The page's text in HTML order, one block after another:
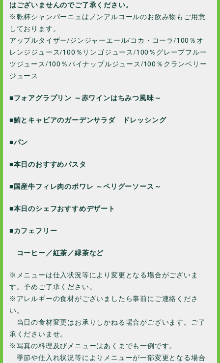
2018 / 10
はございませんのでご了承ください。
※乾杯シャンパーニュはノンアルコールのお飲み物もご用意
しております。
アップルタイザー/ジンジャーエール/コカ・コーラ/100％オ
レンジジュース/100％リンゴジュース/100％グレープフルー
ツジュース/100％パイナップルジュース/100％クランベリー
ジュース
■フォアグラプリン ～赤ワインはちみつ風味～
■鮪とキャビアのガーデンサラダ ドレッシング
■パン
■本日のおすすめパスタ
■国産牛フィレ肉のポワレ ～ペリグーソース～
■本日のシェフおすすめデザート
■カフェフリー
コーヒー／紅茶／緑茶など
※メニューは仕入状況等により変更となる場合がございま
す。予めご了承ください。
※アレルギーの食材がございましたら事前にご連絡くださ
い。
当日の食材変更はお承りしかねる場合がございます。ご了
承くださいませ。
※写真の料理及びメニューはあくまでも一例です。
季節や仕入れ状況等によりメニューが一部変更となる場合